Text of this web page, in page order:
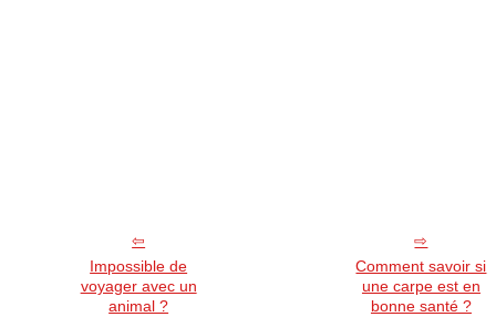
Impossible de
voyager avec un
animal ?
Comment savoir si
une carpe est en
bonne santé ?